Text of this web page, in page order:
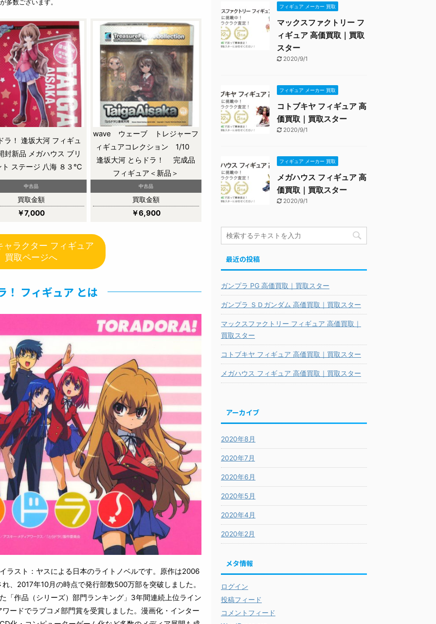
多数ございます。
ラ！ 逢坂大河 フィギュ
封新品 メガハウス ブリ
ト ステージ 八海 ８３℃
中古品
買取金額
￥7,000
wave ウェーブ トレジャーフ
ィギュアコレクション 1/10
逢坂大河 とらドラ！ 完成品
フィギュア＜新品＞
中古品
買取金額
￥6,900
ャラクター フィギュア
買取ページへ
！ フィギュア とは
ラスト：ヤスによる日本のライトノベルです。原作は2006
、2017年10月の時点で発行部数500万部を突破しました。
「作品（シリーズ）部門ランキング」3年間連続上位ライン
ードでラブコメ部門賞を受賞しました。漫画化・インター
フィギュア メーカー 買取
マックスファクトリー フ
ィギュア 高価買取｜買取
スター
2020/9/1
フィギュア メーカー 買取
コトブキヤ フィギュア 高
価買取｜買取スター
2020/9/1
フィギュア メーカー 買取
メガハウス フィギュア 高
価買取｜買取スター
2020/9/1
最近の投稿
ガンプラ PG 高価買取｜買取スター
ガンプラ ＳＤガンダム 高価買取｜買取スター
マックスファクトリー フィギュア 高価買取｜
買取スター
コトブキヤ フィギュア 高価買取｜買取スター
メガハウス フィギュア 高価買取｜買取スター
アーカイブ
2020年8月
2020年7月
2020年6月
2020年5月
2020年4月
2020年2月
メタ情報
ログイン
投稿フィード
コメントフィード